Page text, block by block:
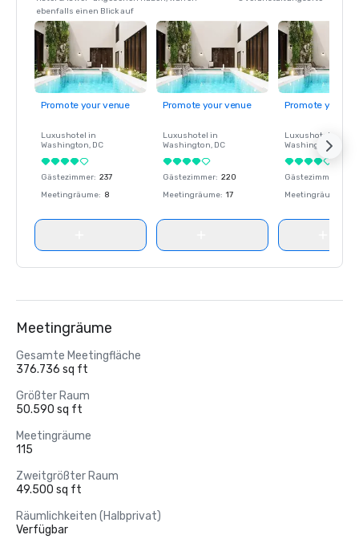
ebenfalls einen Blick auf
Promote your venue
Luxushotel in
Washington, DC
Gästezimmer: 237
Meetingräume: 8
Promote your venue
Luxushotel in
Washington, DC
Gästezimmer: 220
Meetingräume: 17
Promote your
Luxushotel in
Washington
Gästezimmer
Meetingräume
Meetingräume
Gesamte Meetingfläche
376.736 sq ft
Größter Raum
50.590 sq ft
Meetingräume
115
Zweitgrößter Raum
49.500 sq ft
Räumlichkeiten (Halbprivat)
Verfügbar